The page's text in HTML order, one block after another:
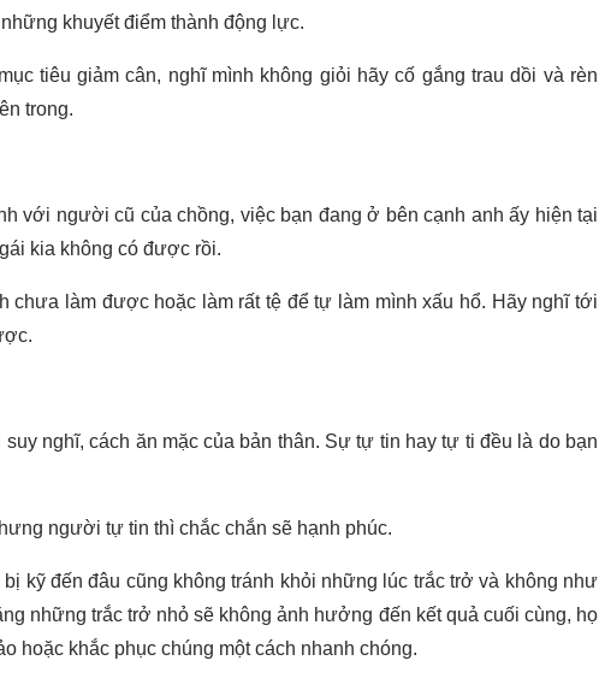
khuyết điểm thành động lực.
tiêu giảm cân, nghĩ mình không giỏi hãy cố gắng trau dồi và rèn
trong.
với người cũ của chồng, việc bạn đang ở bên cạnh anh ấy hiện tại
kia không có được rồi.
chưa làm được hoặc làm rất tệ để tự làm mình xấu hổ. Hãy nghĩ tới
nghĩ, cách ăn mặc của bản thân. Sự tự tin hay tự ti đều là do bạn
người tự tin thì chắc chắn sẽ hạnh phúc.
kỹ đến đâu cũng không tránh khỏi những lúc trắc trở và không như
những trắc trở nhỏ sẽ không ảnh hưởng đến kết quả cuối cùng, họ
hoặc khắc phục chúng một cách nhanh chóng.